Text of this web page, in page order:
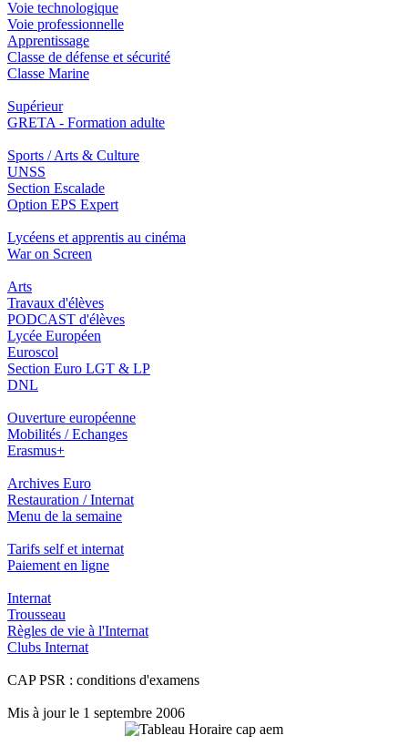
Voie technologique
Voie professionnelle
Apprentissage
Classe de défense et sécurité
Classe Marine
Supérieur
GRETA - Formation adulte
Sports / Arts & Culture
UNSS
Section Escalade
Option EPS Expert
Lycéens et apprentis au cinéma
War on Screen
Arts
Travaux d'élèves
PODCAST d'élèves
Lycée Européen
Euroscol
Section Euro LGT & LP
DNL
Ouverture européenne
Mobilités / Echanges
Erasmus+
Archives Euro
Restauration / Internat
Menu de la semaine
Tarifs self et internat
Paiement en ligne
Internat
Trousseau
Règles de vie à l'Internat
Clubs Internat
CAP PSR : conditions d'examens
Mis à jour le 1 septembre 2006